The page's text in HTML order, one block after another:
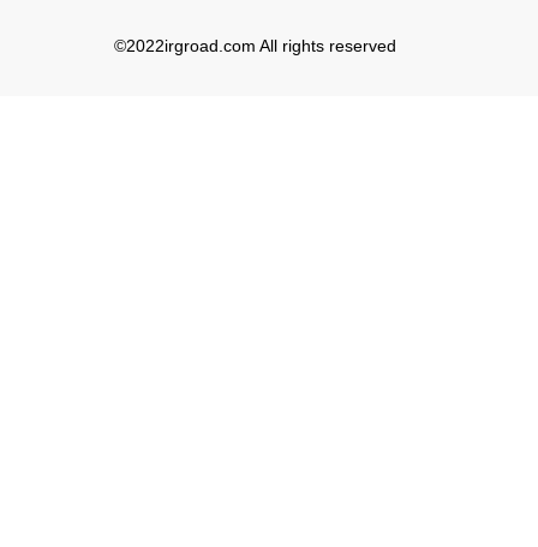
©2022irgroad.com All rights reserved